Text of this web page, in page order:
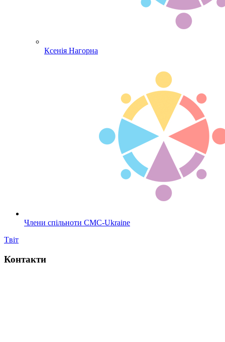
Ксенія Нагорна
Члени спільноти CMC-Ukraine
Tвіт
Контакти